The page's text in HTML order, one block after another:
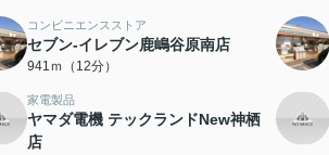
コンビニエンスストア
セブン-イレブン鹿嶋谷原南店
941ｍ（12分）
家電製品
ヤマダ電機 テックランドNew神栖
店